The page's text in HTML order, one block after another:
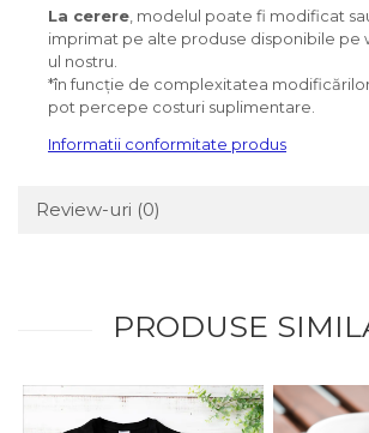
La cerere , modelul poate fi modificat
imprimat pe alte produse disponibile pe
ul nostru.
*în funcție de complexitatea modificărilor
pot percepe costuri suplimentare.
Informatii conformitate produs
Review-uri (0)
PRODUSE